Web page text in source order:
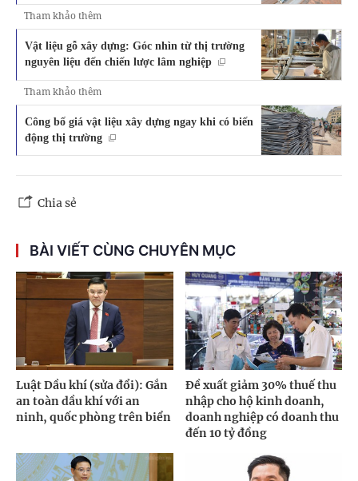
Tham khảo thêm
Vật liệu gỗ xây dựng: Góc nhìn từ thị trường
nguyên liệu đến chiến lược lâm nghiệp
Tham khảo thêm
Công bố giá vật liệu xây dựng ngay khi có biến
động thị trường
Chia sẻ
BÀI VIẾT CÙNG CHUYÊN MỤC
Luật Dầu khí (sửa đổi): Gắn
an toàn dầu khí với an
ninh, quốc phòng trên biển
Đề xuất giảm 30% thuế thu
nhập cho hộ kinh doanh,
doanh nghiệp có doanh thu
đến 10 tỷ đồng